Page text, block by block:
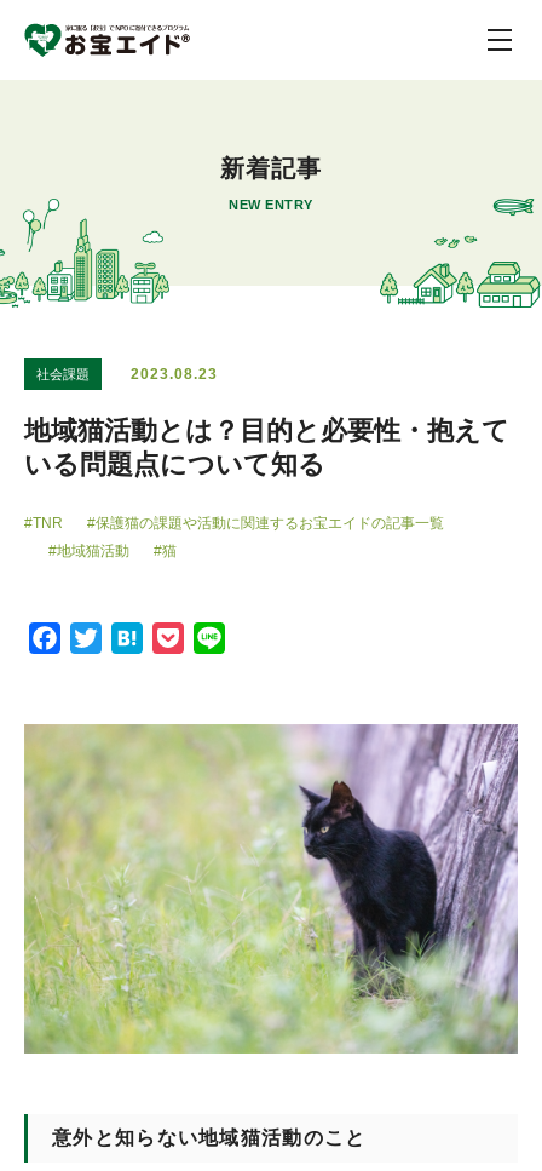
新着記事
NEW ENTRY
社会課題 2023.08.23
地域猫活動とは？目的と必要性・抱えて
いる問題点について知る
#TNR
#保護猫の課題や活動に関連するお宝エイドの記事一覧
#地域猫活動
#猫
o
o
k
e
k
e
意外と知らない地域猫活動のこと